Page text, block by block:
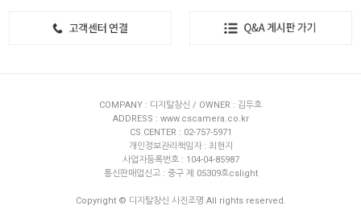
COMPANY : 디지탈창신 / OWNER : 김두호
ADDRESS : www.cscamera.co.kr
CS CENTER : 02-757-5971
개인정보관리책임자 : 최현지
사업자등록번호 : 104-04-85987
통신판매업신고 : 중구 제 05309호cslight
Copyright © 디지탈창신 사진조명 All rights reserved.